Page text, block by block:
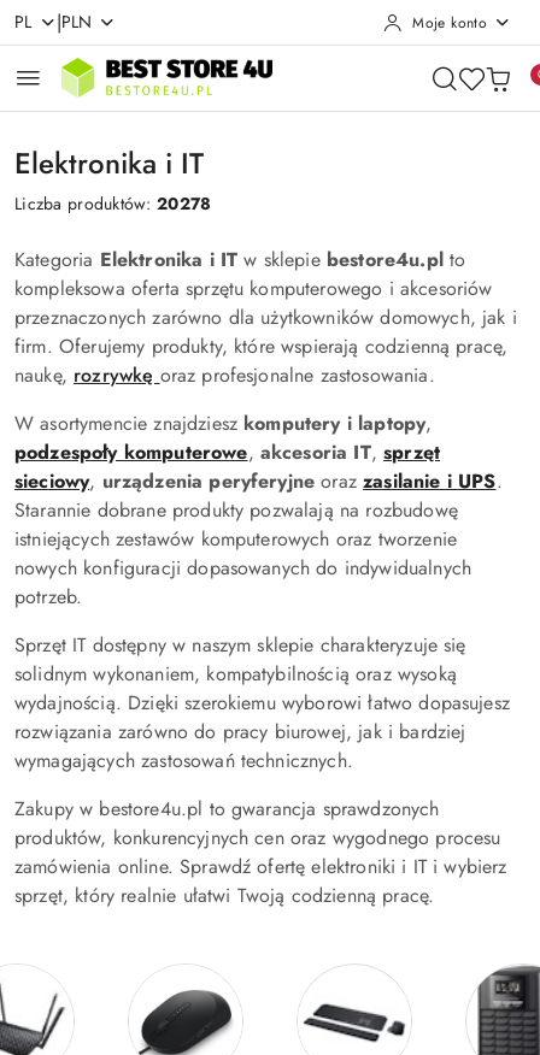
Przejdź do treści głównej
Przejdź do wyszukiwarki
Przejdź do moje konto
Przejdź do menu głównego
Przejdź do stopki
PL |PLN Moje konto
Elektronika i IT
Liczba produktów:20278
Kategoria Elektronika i IT w sklepie bestore4u.plto
kompleksowa oferta sprzętu komputerowego i akcesoriów
przeznaczonych zarówno dla użytkowników domowych, jak i
firm. Oferujemy produkty, które wspierają codzienną pracę,
naukę, rozrywkę oraz profesjonalne zastosowania.
W asortymencie znajdziesz komputery i laptopy,
podzespoły komputerowe, akcesoria IT,sprzęt
sieciowy, urządzenia peryferyjne orazzasilanie i UPS.
Starannie dobrane produkty pozwalają na rozbudowę
istniejących zestawów komputerowych oraz tworzenie
nowych konfiguracji dopasowanych do indywidualnych
potrzeb.
Sprzęt IT dostępny w naszym sklepie charakteryzuje się
solidnym wykonaniem, kompatybilnością oraz wysoką
wydajnością. Dzięki szerokiemu wyborowi łatwo dopasujesz
rozwiązania zarówno do pracy biurowej, jak i bardziej
wymagających zastosowań technicznych.
Zakupy w bestore4u.pl to gwarancja sprawdzonych
produktów, konkurencyjnych cen oraz wygodnego procesu
zamówienia online. Sprawdź ofertę elektroniki i IT i wybierz
sprzęt, który realnie ułatwi Twoją codzienną pracę.